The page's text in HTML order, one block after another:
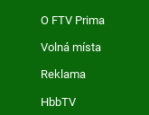
O FTV Prima
Volná místa
Reklama
HbbTV